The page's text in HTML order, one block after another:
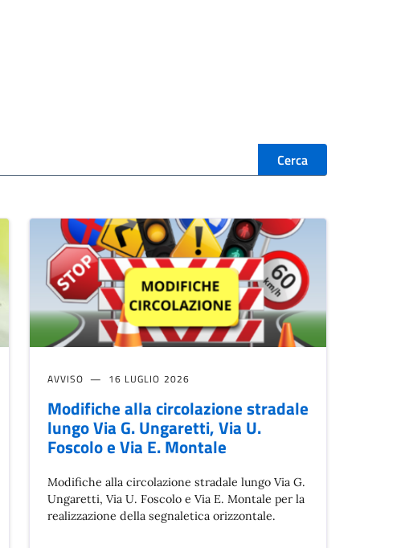
Cerca
AVVISO 16 LUGLIO 2026
Modifiche alla circolazione stradale
lungo Via G. Ungaretti, Via U.
Foscolo e Via E. Montale
Modifiche alla circolazione stradale lungo Via G.
Ungaretti, Via U. Foscolo e Via E. Montale per la
realizzazione della segnaletica orizzontale.